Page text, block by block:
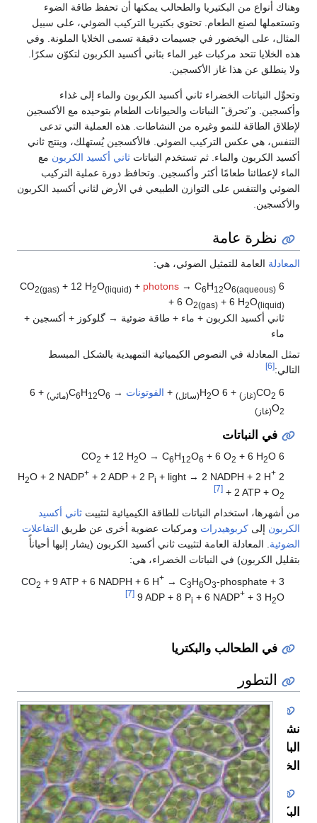
من البكتيريا والطحالب يمكنها أن تحفظ طاقة الضوء
لصنع الطعام. تحتوي بكتيريا التركيب الضوئي، على سبيل
على اليخضور في جسيمات دقيقة تسمى الخلايا الملونة. وفي
تتحد مركبات غير الماء بثاني أكسيد الكربون لتكوّن سكرًا.
عن هذا غاز الأكسجين.
الخضراء ثاني أكسيد الكربون والماء إلى غذاء
و"تحرق" النباتات والحيوانات الطعام بتوحيده مع الأكسجين
للنمو وغيره من النشاطات. هذه العملية التي تدعى
هي عكس التركيب الضوئي. فالأكسجين يُستهلك، وينتج ثاني
والماء. ثم تستخدم النباتاتثاني أكسيد الكربونمع
طعامًا أكثر وأكسجين. وتحافظ دورة عملية التركيب
على التوازن الطبيعي في الأرض لثاني أكسيد الكربون
عامة
العامة للتمثيل الضوئي، هي:
2(gas)+ 12 H2 O(liquid)+photons→ C6H12O
+ 6 O2(gas)+ 6 H
أكسيد الكربون + ماء + طاقة ضوئية → گلوكوز + أكسجين +
في النصوص الكيميائية التمهيدية بالشكل المبسط
+ 6 H
2O (سائل) +الفوتونات→ C
6H12O6(مائي) + 6
النباتات
2 + 12 H2 O → C6 H12 O 6+ 6 O 2+ 6 H
2O + 2 NADP ++ 2 ADP + 2 P i+ light → 2 NADPH + 2 H
+ 2 ATP
استخدام النباتات للطاقة الكيميائية لتثبيتثاني أكسيد
إلىكربوهيدراتومركبات عضوية أخرى عن طريق التفاعلات
. المعادلة العامة لتثبيت ثاني أكسيد الكربون (يشار إليها أحيانأً
في النباتات الخضراء، هي:
2 + 9 ATP + 6 NADPH + 6 H+→ C3H6O3-phosphate
9 ADP + 8 Pi+ 6 NADP
[7]
الطحالب والبكتريا